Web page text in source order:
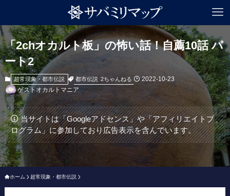
「2chオカルト板」の怖い話！自薦10話 パ
ート2
超常現象・都市伝説 都市伝説 2ちゃんねる
2022-10-23
ゲストオカルトマニア
当サイトは「Googleアドセンス」や「アフィリエイトプ
ログラム」に参加しており広告表示を含んでいます。
ホーム 超常現象・都市伝説